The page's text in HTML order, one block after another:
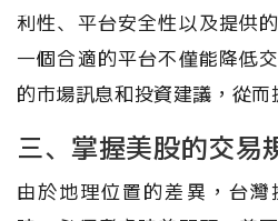
利性、平台安全性以及提供
一個合適的平台不僅能降低
的市場訊息和投資建議，從而
三、掌握美股的交易
由於地理位置的差異，台